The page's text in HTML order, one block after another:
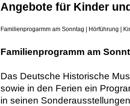
Angebote für Kinder
Familienprogarmm am Sonntag Hörführung
Familienprogramm am
Das Deutsche Historische
sowie in den Ferien ein
in seinen